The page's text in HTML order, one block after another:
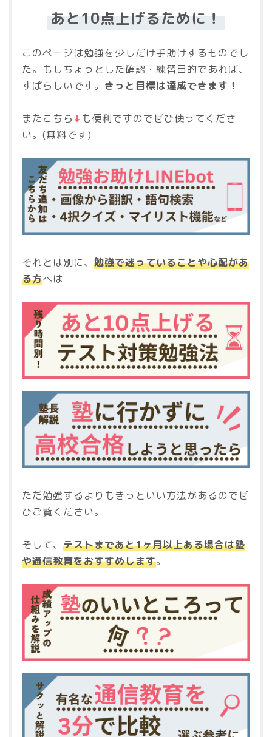
あと10点上げるために！
このページは勉強を少しだけ手助けするものでし
た。もしちょっとした確認・練習目的であれば、
すばらしいです。 きっと目標は達成できます！
またこちら ↓も便利ですのでぜひ使ってくださ
い。(無料です)
それとは別に、 勉強で迷っていることや心配があ
る方へは
ただ勉強するよりもきっといい方法があるのでぜ
ひご覧ください。
そして、 テストまであと1ヶ月以上ある場合は塾
や通信教育をおすすめします。